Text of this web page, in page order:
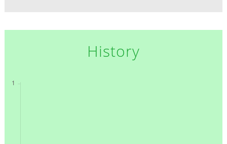
History